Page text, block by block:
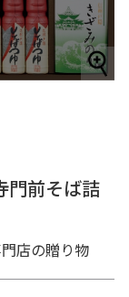
門前そば詰
店の贈り物